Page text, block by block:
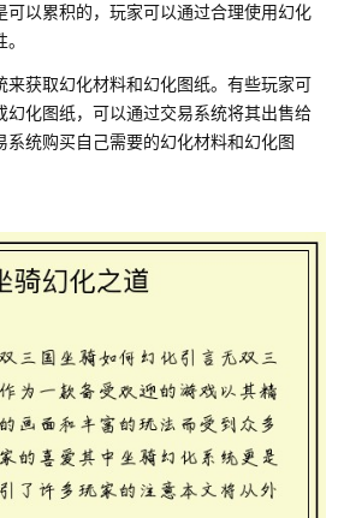
可以累积的，玩家可以通过合理使用幻化
来获取幻化材料和幻化图纸。有些玩家可
幻化图纸，可以通过交易系统将其出售给
系统购买自己需要的幻化材料和幻化图